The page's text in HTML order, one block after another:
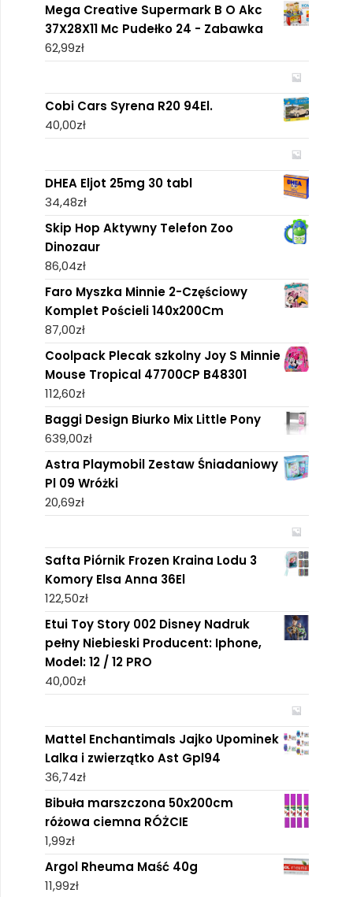
Mega Creative Supermark B O Akc
37X28X11 Mc Pudełko 24 - Zabawka
62,99zł
Cobi Cars Syrena R20 94El.
40,00zł
DHEA Eljot 25mg 30 tabl
34,48zł
Skip Hop Aktywny Telefon Zoo
Dinozaur
86,04zł
Faro Myszka Minnie 2-Częściowy
Komplet Pościeli 140x200Cm
87,00zł
Coolpack Plecak szkolny Joy S Minnie
Mouse Tropical 47700CP B48301
112,60zł
Baggi Design Biurko Mix Little Pony
639,00zł
Astra Playmobil Zestaw Śniadaniowy
Pl 09 Wróżki
20,69zł
Safta Piórnik Frozen Kraina Lodu 3
Komory Elsa Anna 36El
122,50zł
Etui Toy Story 002 Disney Nadruk
pełny Niebieski Producent: Iphone,
Model: 12 / 12 PRO
40,00zł
Mattel Enchantimals Jajko Upominek
Lalka i zwierzątko Ast Gpl94
36,74zł
Bibuła marszczona 50x200cm
różowa ciemna RÓŻCIE
1,99zł
Argol Rheuma Maść 40g
11,99zł